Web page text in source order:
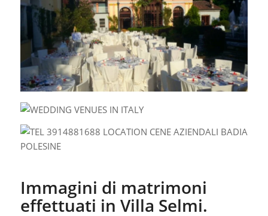
Immagini di matrimoni
effettuati in Villa Selmi.